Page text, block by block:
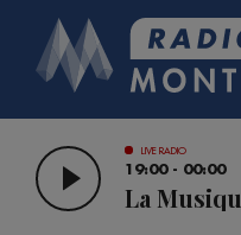
LIVE RADIO
19:00 - 00:00